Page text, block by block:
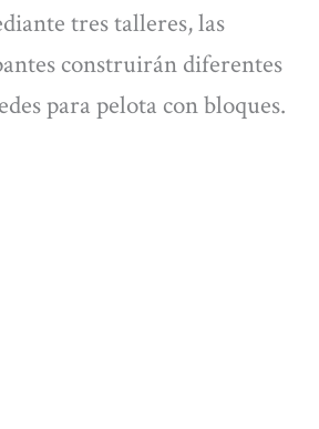
tres talleres, las
construirán diferentes
para pelota con bloques.